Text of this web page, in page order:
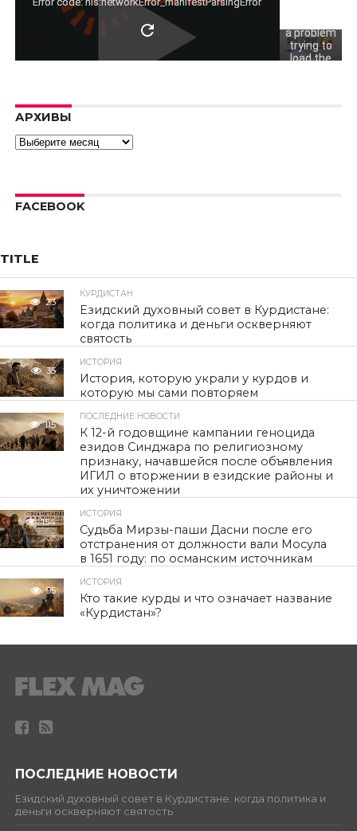
a problem
trying to
load the
АРХИВЫ
Архивы
FACEBOOK
TITLE
23
КУРДИСТАН
Езидский духовный совет в Курдистане:
когда политика и деньги оскверняют
святость
35
ИСТОРИЯ
История, которую украли у курдов и
которую мы сами повторяем
115
ПОСЛЕДНИЕ НОВОСТИ
К 12-й годовщине кампании геноцида
езидов Синджара по религиозному
признаку, начавшейся после объявления
ИГИЛ о вторжении в езидские районы и
их уничтожении
154
ИСТОРИЯ
Судьба Мирзы-паши Дасни после его
отстранения от должности вали Мосула
в 1651 году: по османским источникам
95
ИСТОРИЯ
Кто такие курды и что означает название
«Курдистан»?
ПОСЛЕДНИЕ НОВОСТИ
Езидский духовный совет в Курдистане: когда политика и
деньги оскверняют святость